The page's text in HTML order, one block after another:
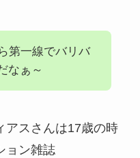
第一線でバリバ
なぁ～
アスさんは17歳の時
ョン雑誌